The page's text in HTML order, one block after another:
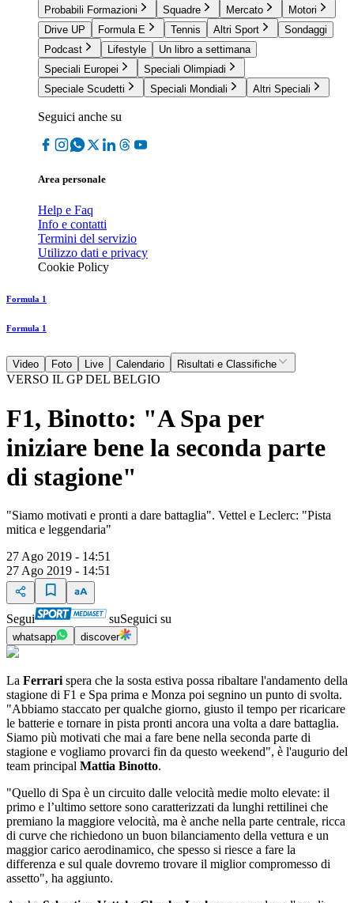
Probabili Formazioni
Squadre Mercato
Motori
Drive UP
Formula E Tennis Altri Sport
Sondaggi
Podcast
Lifestyle
Un libro a settimana
Speciali Europei
Speciali Olimpiadi
Speciale Scudetti
Speciali Mondiali Altri Speciali
Seguici anche su
Area personale
Help e Faq
Info e contatti
Termini del servizio
Utilizzo dati e privacy
Cookie Policy
Formula 1
Formula 1
Video Foto Live Calendario Risultati e Classifiche
VERSO IL GP DEL BELGIO
F1, Binotto: "A Spa per
iniziare bene la seconda parte
di stagione"
"Siamo motivati e pronti a dare battaglia". Vettel e Leclerc: "Pista
mitica e leggendaria"
27 Ago 2019 - 14:51
27 Ago 2019 - 14:51
Segui suSeguici su
whatsapp discover
La Ferrari spera che la sosta estiva possa ribaltare l'andamento della
stagione di F1 e Spa prima e Monza poi segnino un punto di svolta.
"Abbiamo staccato per qualche giorno, giusto il tempo per ricaricare
le batterie e tornare in pista pronti ancora una volta a dare battaglia.
Siamo più motivati che mai a fare bene nella seconda parte di
stagione e vogliamo provarci fin da questo weekend", è l'augurio del
team principal Mattia Binotto.
"Quello di Spa è un circuito dalle velocità medie molto elevate: il
primo e l’ultimo settore sono caratterizzati da lunghi rettilinei che
premiano la maggiore velocità, ma è anche nella parte centrale, ricca
di curve che richiedono un buon bilanciamento della vettura e un
maggior carico aerodinamico, che spesso si riesce a fare la
differenza e sul quale dovremo trovare il miglior compromesso di
assetto", ha aggiunto.